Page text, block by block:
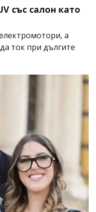
със салон като
а
ток при дългите